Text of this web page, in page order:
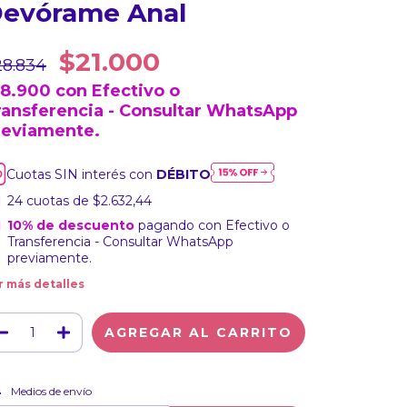
Anal
$21.000
con Efectivo o
- Consultar WhatsApp
Cuotas SIN interés con DÉBITO
24 cuotas de $2.632,44
10% de descuentopagando con Efectivo o
Transferencia - Consultar WhatsApp
previamente.
más detalles
para el CP:
Medios de envío